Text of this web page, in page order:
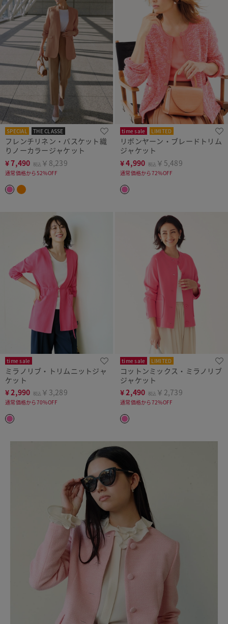
SPECIAL THE CLASSE
フレンチリネン・バスケット織
りノーカラージャケット
¥7,490 税込 ￥8,239
通常価格から52%OFF
time sale LIMITED
リボンヤーン・ブレードトリム
ジャケット
¥4,990 税込 ￥5,489
通常価格から72%OFF
time sale
ミラノリブ・トリムニットジャ
ケット
¥2,990 税込 ￥3,289
通常価格から70%OFF
time sale LIMITED
コットンミックス・ミラノリブ
ジャケット
¥2,490 税込 ￥2,739
通常価格から72%OFF